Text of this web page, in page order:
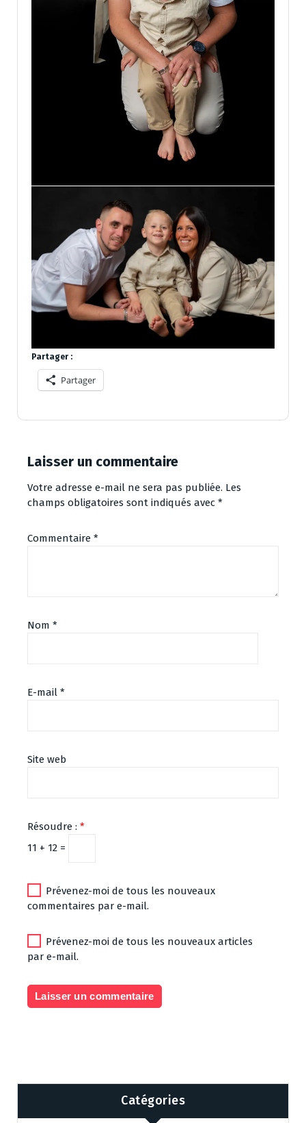
Partager :
Partager
Laisser un commentaire
Votre adresse e-mail ne sera pas publiée. Les
champs obligatoires sont indiqués avec *
Commentaire *
Nom *
E-mail *
Site web
Résoudre : *
11 + 12 =
Prévenez-moi de tous les nouveaux
commentaires par e-mail.
Prévenez-moi de tous les nouveaux articles
par e-mail.
Catégories